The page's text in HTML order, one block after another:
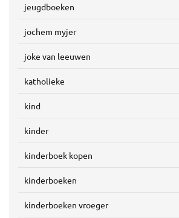
jeugdboeken
jochem myjer
joke van leeuwen
katholieke
kind
kinder
kinderboek kopen
kinderboeken
kinderboeken vroeger